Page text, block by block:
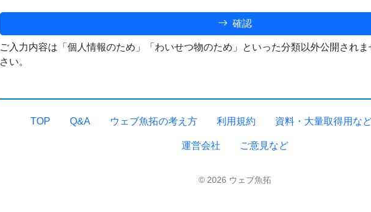
確認
ご入力内容は「個人情報のため」「わいせつ物のため」といった分類以外公開され
さい。
TOP Q&A ウェブ魚拓の考え方 利用規約 資料・大量取得用な
運営会社 ご意見など
© 2026 ウェブ魚拓